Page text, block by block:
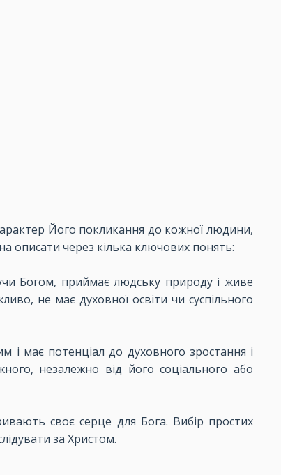
Його покликання до кожної людини,
описати через кілька ключових понять:
Богом, приймає людську природу і живе
не має духовної освіти чи суспільного
має потенціал до духовного зростання і
незалежно від його соціального або
своє серце для Бога. Вибір простих
за Христом.